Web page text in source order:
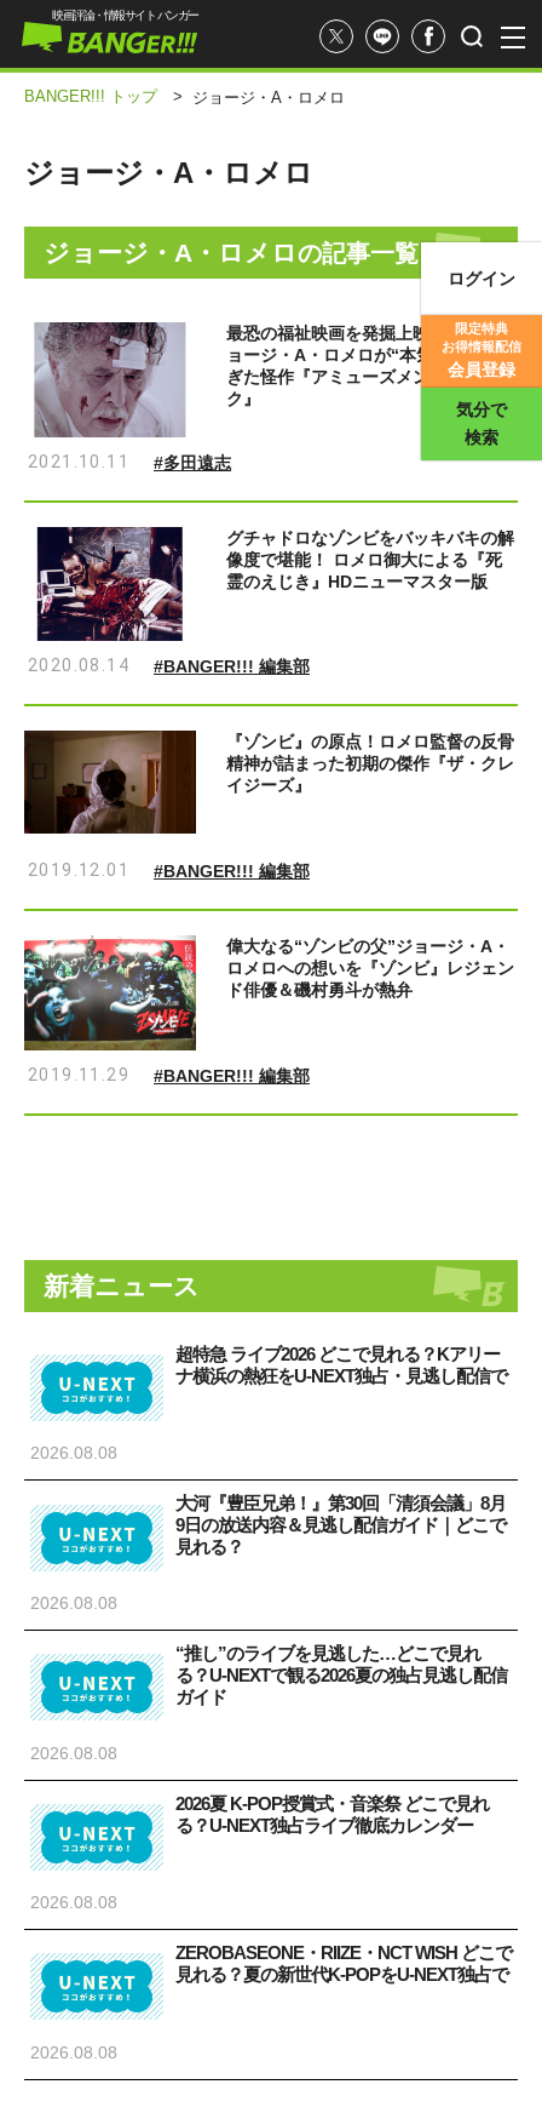
映画評価
映画評論・情報サイト バンガー
ログイン
限定特典
お得情報配信
会員登録
気分で
検索
BANGER!!! トップ > ジョージ・A・ロメロ
ジョージ・A・ロメロ
ジョージ・A・ロメロの記事一覧
最恐の福祉映画を発掘上映！ 巨匠ジ
ョージ・A・ロメロが“本気”を出しす
ぎた怪作『アミューズメント・パー
ク』
2021.10.11 #多田遠志
グチャドロなゾンビをバッキバキの解
像度で堪能！ ロメロ御大による『死
霊のえじき』HDニューマスター版
2020.08.14 #BANGER!!! 編集部
『ゾンビ』の原点！ロメロ監督の反骨
精神が詰まった初期の傑作『ザ・クレ
イジーズ』
2019.12.01 #BANGER!!! 編集部
偉大なる“ゾンビの父”ジョージ・A・
ロメロへの想いを『ゾンビ』レジェン
ド俳優＆磯村勇斗が熱弁
2019.11.29 #BANGER!!! 編集部
新着ニュース
超特急 ライブ2026 どこで見れる？Kアリー
ナ横浜の熱狂をU-NEXT独占・見逃し配信で
2026.08.08
大河『豊臣兄弟！』第30回「清須会議」8月
9日の放送内容＆見逃し配信ガイド｜どこで
見れる？
2026.08.08
“推し”のライブを見逃した…どこで見れ
る？U-NEXTで観る2026夏の独占見逃し配信
ガイド
2026.08.08
2026夏 K-POP授賞式・音楽祭 どこで見れ
る？U-NEXT独占ライブ徹底カレンダー
2026.08.08
ZEROBASEONE・RIIZE・NCT WISH どこで
見れる？夏の新世代K-POPをU-NEXT独占で
2026.08.08